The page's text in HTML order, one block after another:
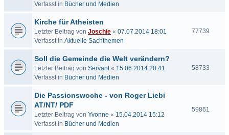
Verfasst in Bücher und Medien
Kirche für Atheisten
Letzter Beitrag von Joschie « 07.07.2014 18:01
Verfasst in Aktuelle Sachthemen
77739
Soll die Gemeinde die Welt verändern?
Letzter Beitrag von Servant« 15.06.2014 20:41
Verfasst in Bücher und Medien
58733
Die Passionswoche - von Roger Liebi
AT/NT/ PDF
Letzter Beitrag von Yvonne « 15.04.2014 15:12
Verfasst in Bücher und Medien
59861